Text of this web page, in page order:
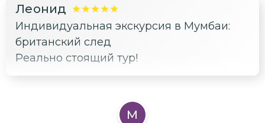
Леонид
Индивидуальная экскурсия в Мумбаи:
британский след
Реально стоящий тур!
М